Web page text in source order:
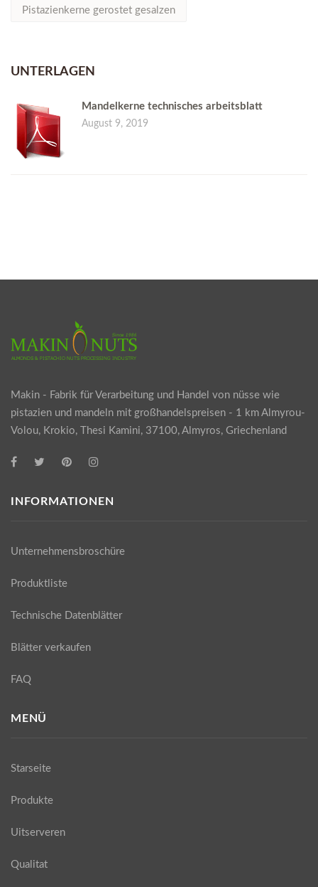
Pistazienkerne gerostet gesalzen
UNTERLAGEN
Mandelkerne technisches arbeitsblatt
August 9, 2019
Makin - Fabrik für Verarbeitung und Handel von nüsse wie
pistazien und mandeln mit großhandelspreisen - 1 km Almyrou-
Volou, Krokio, Thesi Kamini, 37100, Almyros, Griechenland
INFORMATIONEN
Unternehmensbroschüre
Produktliste
Technische Datenblätter
Blätter verkaufen
FAQ
MENÜ
Starseite
Produkte
Uitserveren
Qualitat